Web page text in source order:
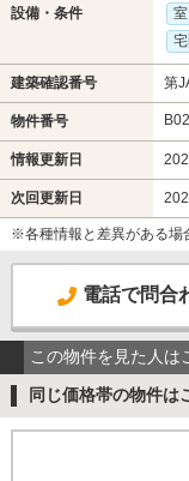
設備・条件
建築確認番号 第
物件番号
情報更新日
次回更新日
※各種情報と差異がある場
電話で問合
この物件を見た人は
同じ価格帯の物件は